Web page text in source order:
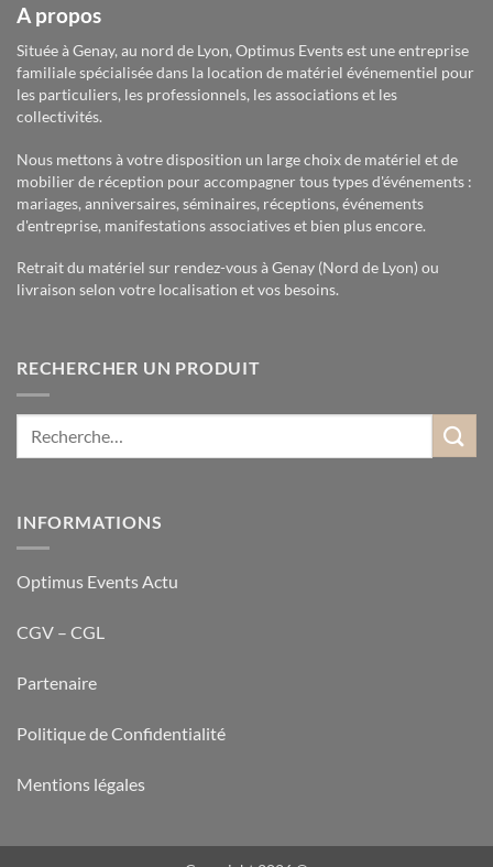
A propos
Située à Genay, au nord de Lyon, Optimus Events est une entreprise
familiale spécialisée dans la location de matériel événementiel pour
les particuliers, les professionnels, les associations et les
collectivités.
Nous mettons à votre disposition un large choix de matériel et de
mobilier de réception pour accompagner tous types d'événements :
mariages, anniversaires, séminaires, réceptions, événements
d'entreprise, manifestations associatives et bien plus encore.
Retrait du matériel sur rendez-vous à Genay (Nord de Lyon) ou
livraison selon votre localisation et vos besoins.
RECHERCHER UN PRODUIT
INFORMATIONS
Optimus Events Actu
CGV – CGL
Partenaire
Politique de Confidentialité
Mentions légales